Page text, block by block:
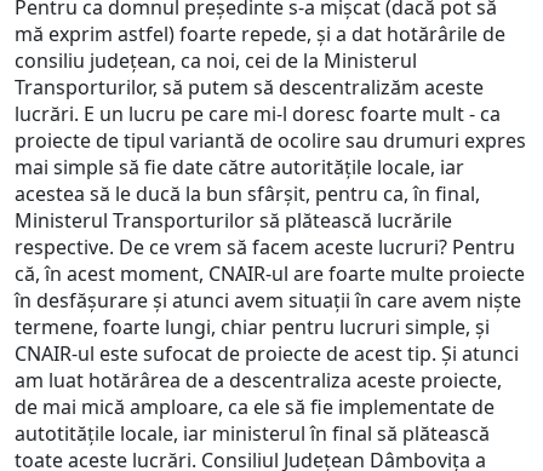
Pentru ca domnul președinte s-a mișcat (dacă pot să
mă exprim astfel) foarte repede, și a dat hotărârile de
consiliu județean, ca noi, cei de la Ministerul
Transporturilor, să putem să descentralizăm aceste
lucrări. E un lucru pe care mi-l doresc foarte mult - ca
proiecte de tipul variantă de ocolire sau drumuri expres
mai simple să fie date către autoritățile locale, iar
acestea să le ducă la bun sfârșit, pentru ca, în final,
Ministerul Transporturilor să plătească lucrările
respective. De ce vrem să facem aceste lucruri? Pentru
că, în acest moment, CNAIR-ul are foarte multe proiecte
în desfășurare și atunci avem situații în care avem niște
termene, foarte lungi, chiar pentru lucruri simple, și
CNAIR-ul este sufocat de proiecte de acest tip. Și atunci
am luat hotărârea de a descentraliza aceste proiecte,
de mai mică amploare, ca ele să fie implementate de
autotitățile locale, iar ministerul în final să plătească
toate aceste lucrări. Consiliul Județean Dâmbovița a